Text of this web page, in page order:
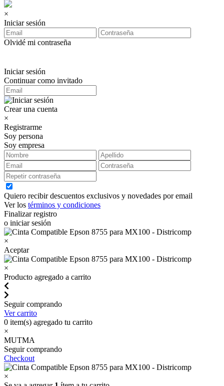
×
Iniciar sesión
Olvidé mi contraseña
Iniciar sesión
Continuar como invitado
Crear una cuenta
×
Registrarme
Soy persona
Soy empresa
Quiero recibir descuentos exclusivos y novedades por email
Ver los términos y condiciones
Finalizar registro
o iniciar sesión
×
Aceptar
×
Producto agregado a carrito
Seguir comprando
Ver carrito
0 item(s) agregado tu carrito
×
MUTMA
Seguir comprando
Checkout
×